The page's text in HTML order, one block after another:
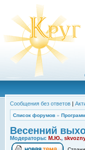
Сообщения без ответов |
Список форумов »
Весенний
Модераторы: М.Ю.,